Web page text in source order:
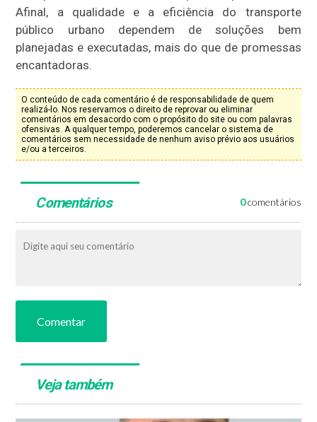
Afinal, a qualidade e a eficiência do transporte
público urbano dependem de soluções bem
planejadas e executadas, mais do que de promessas
encantadoras.
O conteúdo de cada comentário é de responsabilidade de quem
realizá-lo. Nos reservamos o direito de reprovar ou eliminar
comentários em desacordo com o propósito do site ou com palavras
ofensivas. A qualquer tempo, poderemos cancelar o sistema de
comentários sem necessidade de nenhum aviso prévio aos usuários
e/ou a terceiros.
Comentários 0comentários
Comentar
Veja também